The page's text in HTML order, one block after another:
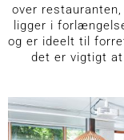
over
ligger i
og er ideelt til
det er vigtigt